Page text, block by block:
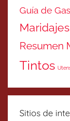
Guía de
Maridajes
Resumen
Tintos
Sitios de